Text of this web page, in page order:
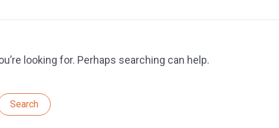
looking for. Perhaps searching can help.